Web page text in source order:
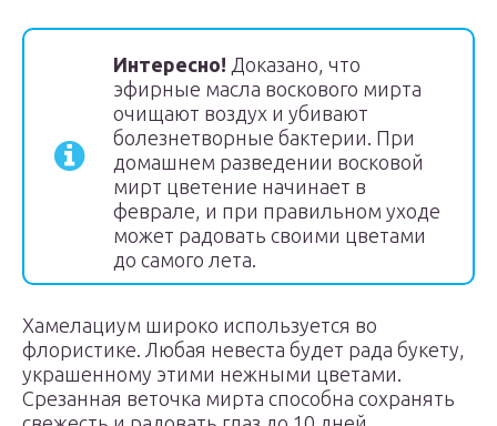
Интересно! Доказано, что
эфирные масла воскового мирта
очищают воздух и убивают
болезнетворные бактерии. При
домашнем разведении восковой
мирт цветение начинает в
феврале, и при правильном уходе
может радовать своими цветами
до самого лета.
Хамелациум широко используется во
флористике. Любая невеста будет рада букету,
украшенному этими нежными цветами.
Срезанная веточка мирта способна сохранять